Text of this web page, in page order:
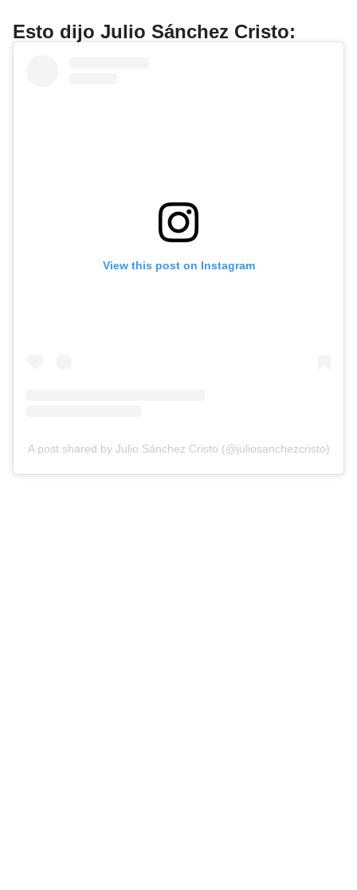
Esto dijo Julio Sánchez Cristo:
View this post on Instagram
A post shared by Julio Sánchez Cristo (@juliosanchezcristo)